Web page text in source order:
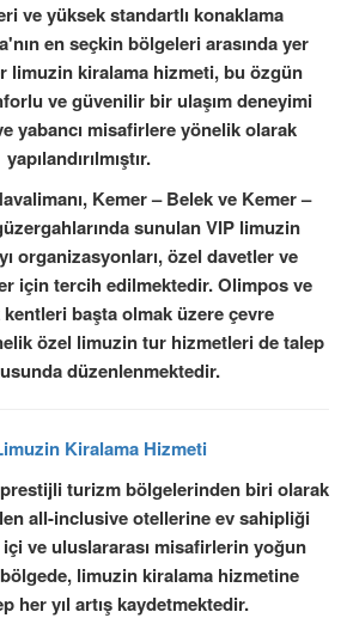
ve yüksek standartlı konaklama
en seçkin bölgeleri arasında yer
limuzin kiralama hizmeti, bu özgün
ve güvenilir bir ulaşım deneyimi
yabancı misafirlere yönelik olarak
yapılandırılmıştır.
Kemer – Belek ve Kemer –
sunulan VIP limuzin
organizasyonları, özel davetler ve
için tercih edilmektedir. Olimpos ve
başta olmak üzere çevre
özel limuzin tur hizmetleri de talep
düzenlenmektedir.
Kiralama Hizmeti
turizm bölgelerinden biri olarak
all-inclusive otellerine ev sahipliği
içi ve uluslararası misafirlerin yoğun
limuzin kiralama hizmetine
her yıl artış kaydetmektedir.